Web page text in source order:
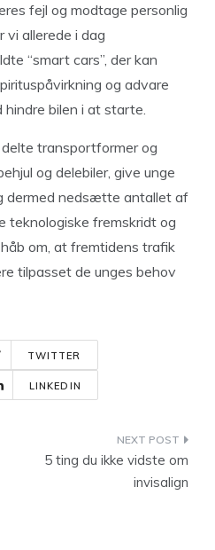
fejl og modtage personlig
vi allerede i dag
“smart cars”, der kan
og advare
bilen i at starte.
transportformer og
og delebiler, give unge
dermed nedsætte antallet af
teknologiske fremskridt og
om, at fremtidens trafik
tilpasset de unges behov
TWITTER
LINKEDIN
5 ting du ikke vidste om
invisalign